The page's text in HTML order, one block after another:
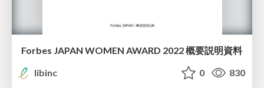
Forbes JAPAN WOMEN AWARD 2022 概要説明資料
libinc
0 830